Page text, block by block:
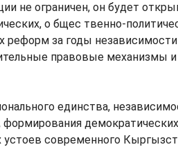
не ограничен, он будет
о бщес твенно-
реформ за годы
правовые
единства,
формирования
современного